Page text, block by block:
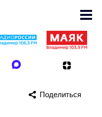
Поделиться